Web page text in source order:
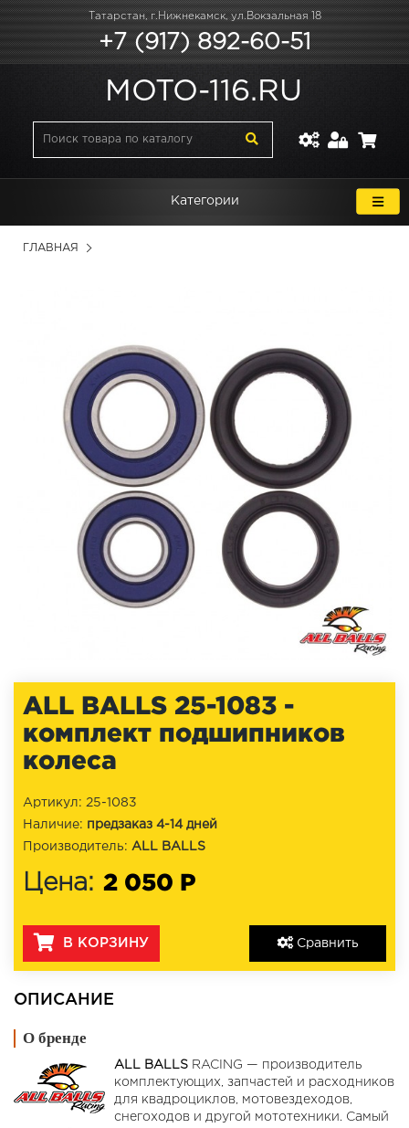
Татарстан, г.Нижнекамск, ул.Вокзальная 18
+7 (917) 892-60-51
MOTO-116.RU
Категории
ГЛАВНАЯ
ALL BALLS 25-1083 -
комплект подшипников
колеса
Сравнить
Артикул: 25-1083
Наличие: предзаказ 4-14 дней
Производитель: ALL BALLS
Цена: 2 050 Р
В КОРЗИНУ
ОПИСАНИЕ
О бренде
ALL BALLS RACING — производитель
комплектующих, запчастей и расходников
для квадроциклов, мотовездеходов,
снегоходов и другой мототехники. Самый